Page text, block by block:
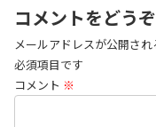
コメントをどうぞ
メールアドレスが公開され
必須項目です
コメント ※